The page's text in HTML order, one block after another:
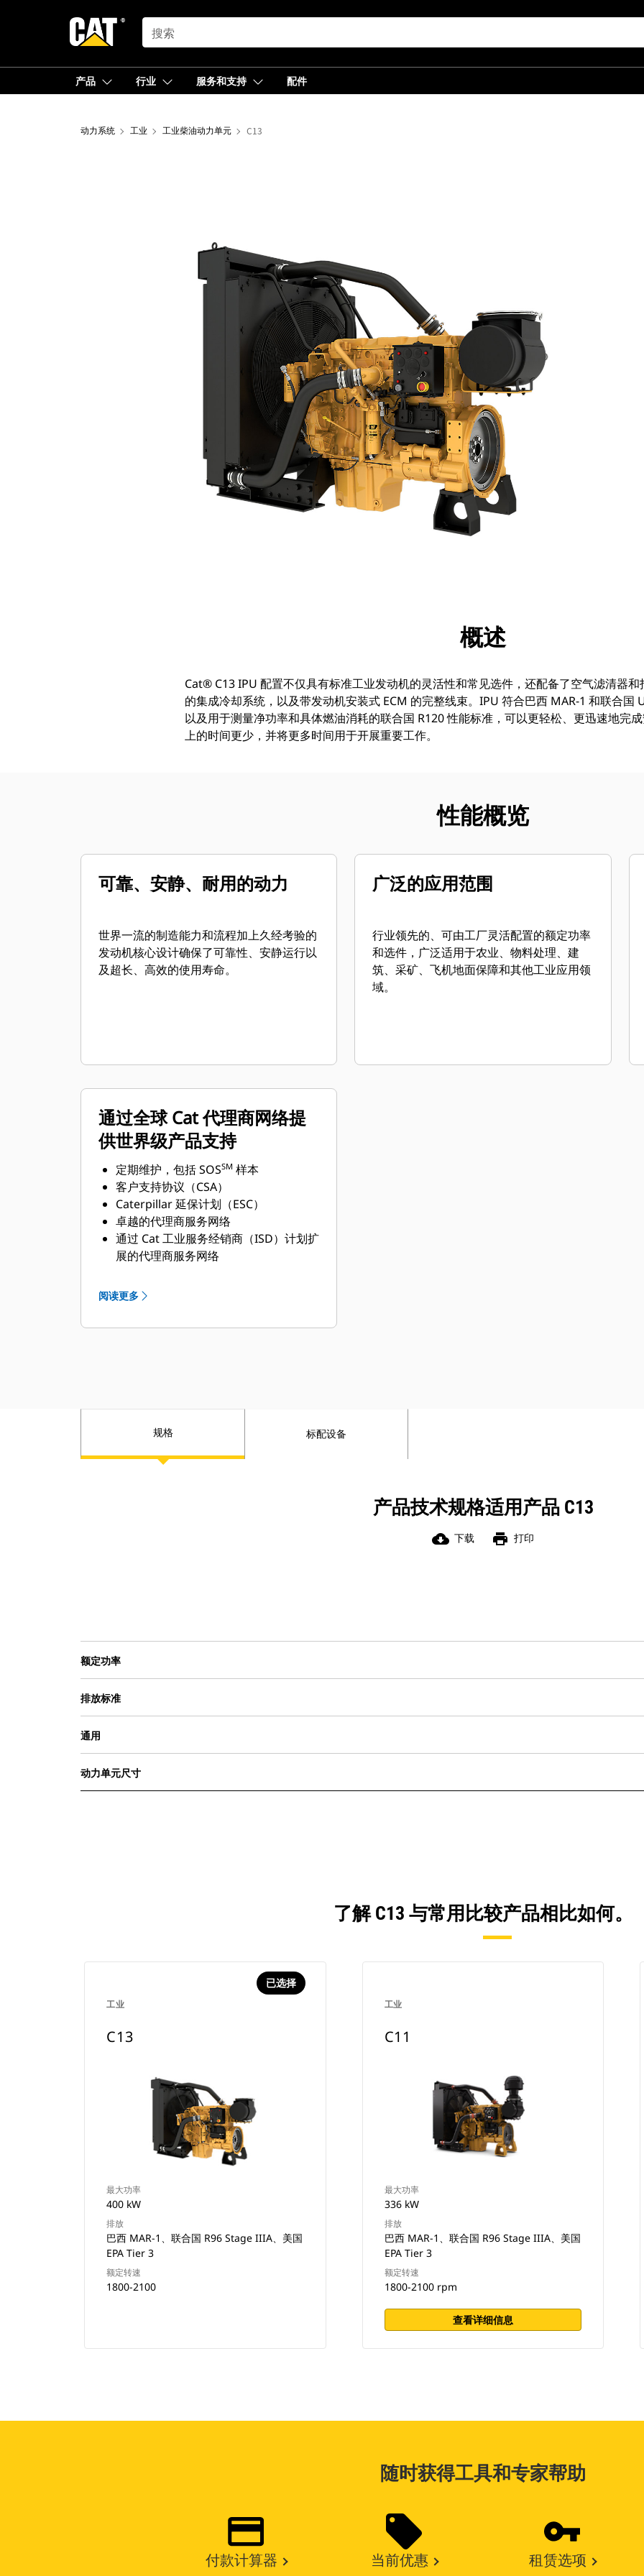
SEARCH
产品 行业 服务和支持 配件
动力系统 工业 工业柴油动力单元 C13
展示
概述
Cat® C13 IPU 配置不仅具有标准工业发动机的灵活性和常见选件，还配备了空气滤清器
的集成冷却系统，以及带发动机安装式 ECM 的完整线束。IPU 符合巴西 MAR-1 和联合国
以及用于测量净功率和具体燃油消耗的联合国 R120 性能标准，可以更轻松、更迅速地完
上的时间更少，并将更多时间用于开展重要工作。
性能概览
可靠、安静、耐用的动力
世界一流的制造能力和流程加上久经考验的
发动机核心设计确保了可靠性、安静运行以
及超长、高效的使用寿命。
广泛的应用范围
行业领先的、可由工厂灵活配置的额定功率
和选件，广泛适用于农业、物料处理、建
筑、采矿、飞机地面保障和其他工业应用领
域。
通过全球 Cat 代理商网络提
供世界级产品支持
定期维护，包括 SOSSM 样本
客户支持协议（CSA）
Caterpillar 延保计划（ESC）
卓越的代理商服务网络
通过 Cat 工业服务经销商（ISD）计划扩
展的代理商服务网络
阅读更多
规格 标配设备
产品技术规格适用产品 C13
cloud_download 下载 print 打印
额定功率
排放标准
通用
动力单元尺寸
了解 C13 与常用比较产品相比如何。
工业
已选择
C13
最大功率
400 kW
排放
巴西 MAR-1、联合国 R96 Stage IIIA、美国
EPA Tier 3
额定转速
1800-2100
工业
C11
最大功率
336 kW
排放
巴西 MAR-1、联合国 R96 Stage IIIA、美国
EPA Tier 3
额定转速
1800-2100 rpm
查看详细信息
随时获得工具和专家帮助
付款计算器 当前优惠 租赁选项